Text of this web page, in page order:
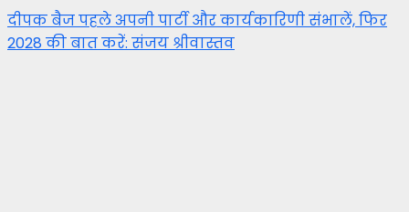
दीपक बैज पहले अपनी पार्टी और कार्यकारिणी संभालें, फिर
2028 की बात करें: संजय श्रीवास्तव